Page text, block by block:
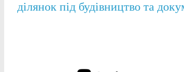
ділянок під будівництво та